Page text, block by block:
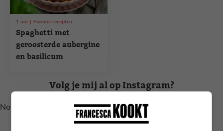
Spaghetti met
geroosterde aubergine
en basilicum
1 uur Familie recepten
Volg je mij al op Instagram?
No posts found.